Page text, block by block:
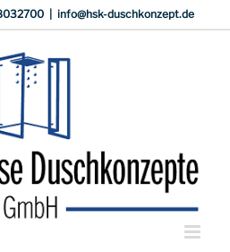
info@hsk-duschkonzept.de